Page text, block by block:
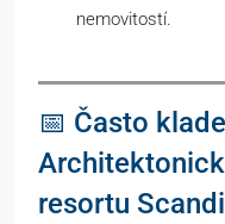
nemovitostí.
📅 Často
resortu